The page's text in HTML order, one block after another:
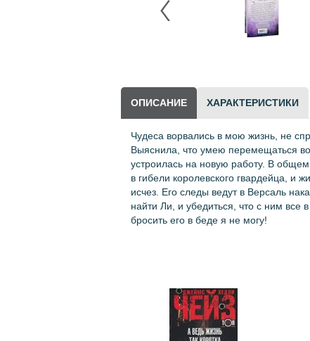
ОПИСАНИЕ ХАРАКТЕРИСТИКИ
Чудеса ворвались в мою жизнь, не
Выяснила, что умею перемещаться
устроилась на новую работу. В
в гибели королевского гвардейца,
исчез. Его следы ведут в Версаль
найти Ли, и убедиться, что с ним все
бросить его в беде я не могу!